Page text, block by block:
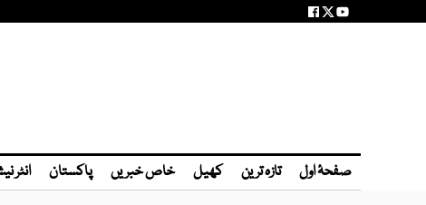
صفحۂ اول تازہ ترین کھیل خاص خبریں پاکستان انٹر